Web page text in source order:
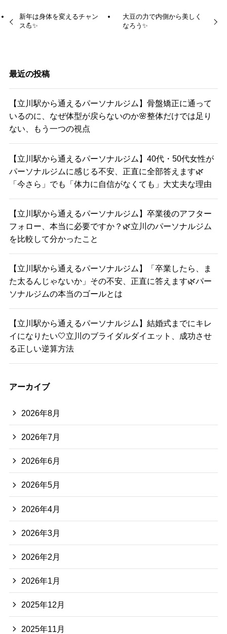
新年は身体を変えるチャン
ス💪✨
大豆の力で内側から美しく
なろう✨
最近の投稿
【立川駅から通えるパーソナルジム】骨盤矯正に通って
いるのに、なぜ体型が戻らないのか🌸整体だけでは足り
ない、もう一つの視点
【立川駅から通えるパーソナルジム】40代・50代女性が
パーソナルジムに感じる不安、正直に全部答えます🌿
「今さら」でも「体力に自信がなくても」大丈夫な理由
【立川駅から通えるパーソナルジム】卒業後のアフター
フォロー、本当に必要ですか？🌿立川のパーソナルジム
を比較して分かったこと
【立川駅から通えるパーソナルジム】「卒業したら、ま
た太るんじゃないか」その不安、正直に答えます🌿パー
ソナルジムの本当のゴールとは
【立川駅から通えるパーソナルジム】結婚式までにキレ
イになりたい🤍立川のブライダルダイエット、成功させ
る正しい逆算方法
アーカイブ
2026年8月
2026年7月
2026年6月
2026年5月
2026年4月
2026年3月
2026年2月
2026年1月
2025年12月
2025年11月